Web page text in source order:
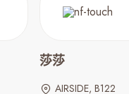
莎莎
AIRSIDE, B122